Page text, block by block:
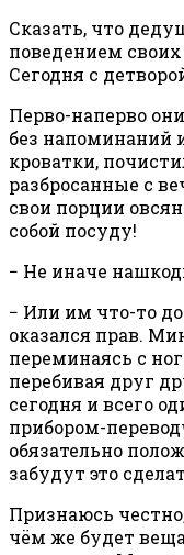
Сказать, что
поведением своих
Сегодня с
Перво-наперво
без напоминаний
кроватки,
разбросанные с
свои порции
собой посуду!
− Не иначе
− Или им что-то до
оказался прав.
переминаясь с
перебивая друг
сегодня и всего
прибором-
обязательно
забудут это
Признаюсь
чём же будет